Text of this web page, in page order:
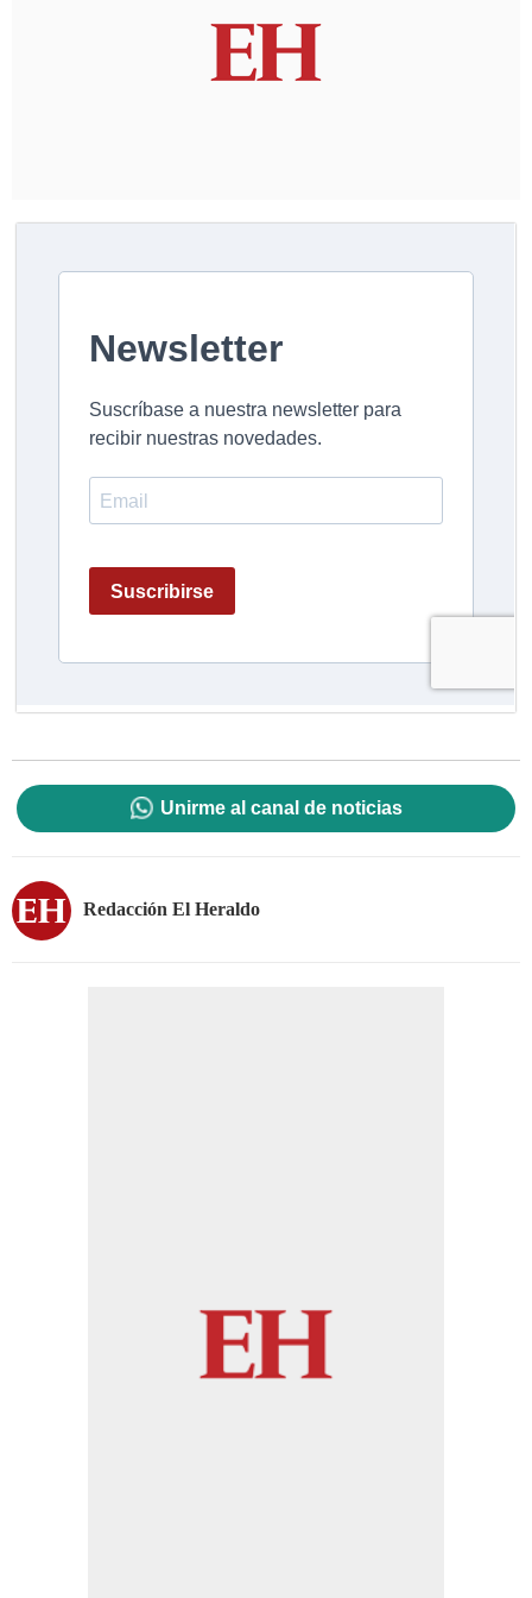
Unirme al canal de noticias
Redacción El Heraldo